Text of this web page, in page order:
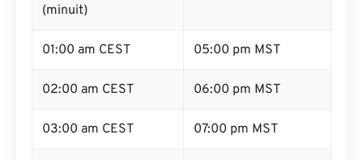
(minuit)
01:00 am CEST 05:00 pm MST
02:00 am CEST 06:00 pm MST
03:00 am CEST 07:00 pm MST